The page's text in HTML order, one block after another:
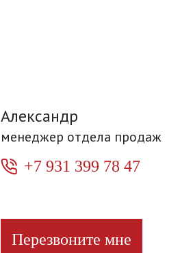
Александр
менеджер отдела продаж
+7 931 399 78 47
Перезвоните мне